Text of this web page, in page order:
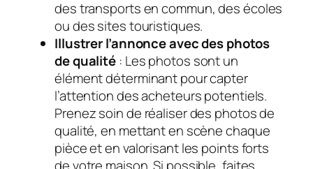
des transports en commun, des écoles
ou des sites touristiques.
Illustrer l’annonce avec des photos
de qualité : Les photos sont un
élément déterminant pour capter
l’attention des acheteurs potentiels.
Prenez soin de réaliser des photos de
qualité, en mettant en scène chaque
pièce et en valorisant les points forts